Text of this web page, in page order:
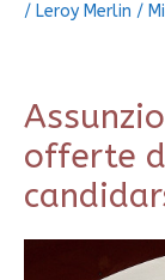
/ Leroy Merlin /
offerte